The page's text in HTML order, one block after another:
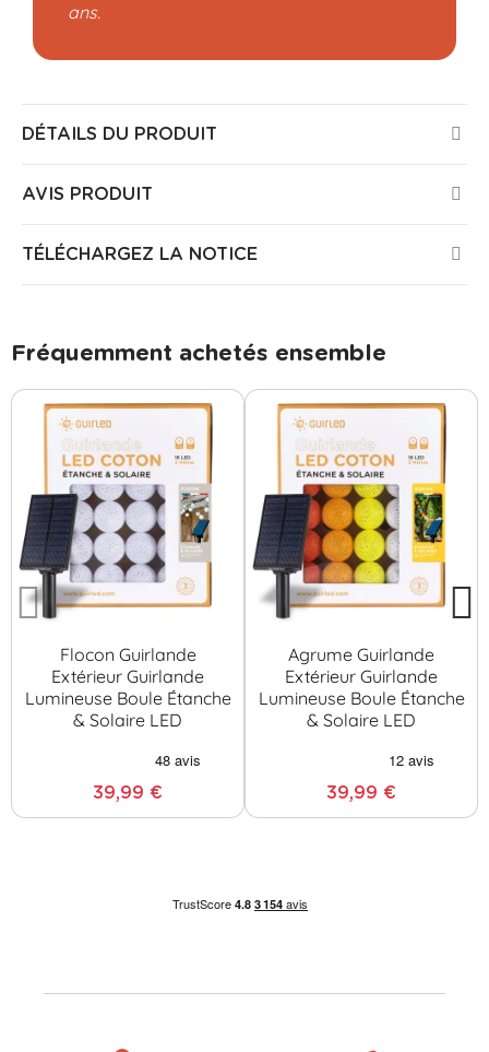
ans.
DÉTAILS DU PRODUIT
AVIS PRODUIT
TÉLÉCHARGEZ LA NOTICE
Fréquemment achetés ensemble
Flocon Guirlande
Extérieur Guirlande
Lumineuse Boule Étanche
& Solaire LED
39,99 €
Agrume Guirlande
Extérieur Guirlande
Lumineuse Boule Étanche
& Solaire LED
39,99 €